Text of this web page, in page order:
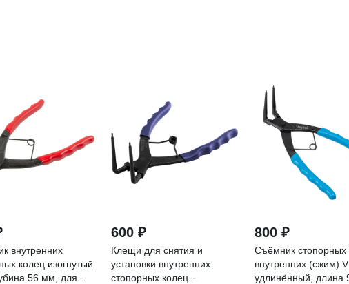
внутренних
колец изогнутый
56 мм, для
600 ₽
Клещи для снятия и
установки внутренних
стопорных колец
800 ₽
Съёмник стопорных
внутренних (сжим)
удлинённый, длина